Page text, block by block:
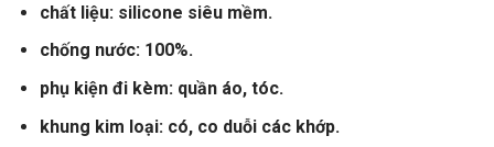
chất liệu: silicone siêu mềm.
chống nước: 100%.
phụ kiện đi kèm: quần áo, tóc.
khung kim loại: có, co duỗi các khớp.